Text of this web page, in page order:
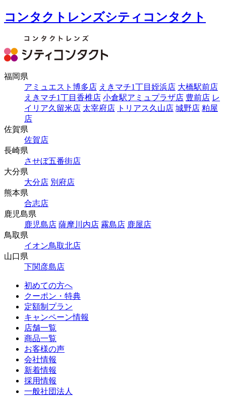
コンタクトレンズシティコンタクト
福岡県
アミュエスト博多店 えきマチ1丁目姪浜店 大橋駅前店
えきマチ1丁目香椎店 小倉駅アミュプラザ店 豊前店 レ
イリア久留米店 太宰府店 トリアス久山店 城野店 粕屋
店
佐賀県
佐賀店
長崎県
させぼ五番街店
大分県
大分店 別府店
熊本県
合志店
鹿児島県
鹿児島店 薩摩川内店 霧島店 鹿屋店
鳥取県
イオン鳥取北店
山口県
下関彦島店
初めての方へ
クーポン・特典
定額制プラン
キャンペーン情報
店舗一覧
商品一覧
お客様の声
会社情報
新着情報
採用情報
一般社団法人